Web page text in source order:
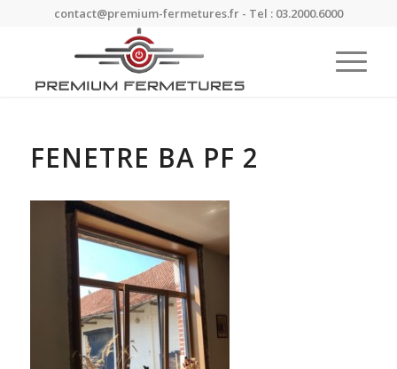
contact@premium-fermetures.fr - Tel : 03.2000.6000
FENETRE BA PF 2